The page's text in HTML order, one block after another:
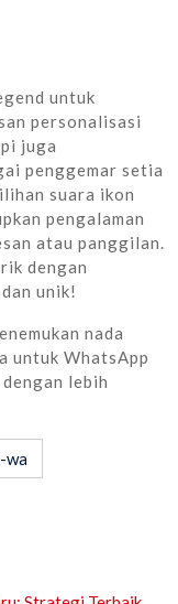
untuk
personalisasi
juga
penggemar setia
suara ikon
pengalaman
atau panggilan.
dengan
unik!
nada
untuk WhatsApp
lebih
wa